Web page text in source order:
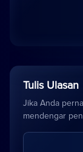
Tulis Ulasan
Jika Anda
mendengar